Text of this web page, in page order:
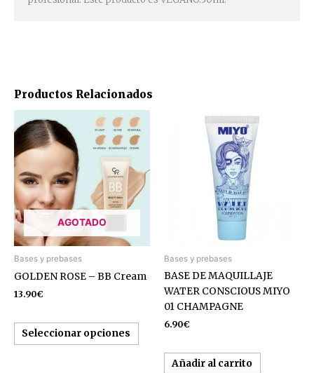
Productos Relacionados
AGOTADO
Bases y prebases
GOLDEN ROSE – BB Cream
13.90€
Seleccionar opciones
Este
producto
tiene
variantes.
Las
opciones
página
Bases y prebases
BASE DE MAQUILLAJE
WATER CONSCIOUS MIYO
01 CHAMPAGNE
6.90€
Añadir al carrito